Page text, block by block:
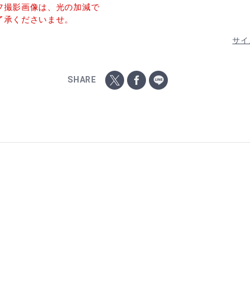
撮影画像は、光の加減で
くださいませ。
サ
SHARE